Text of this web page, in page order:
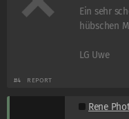
Ein sehr
hübschen
LG Uwe
#4 REPORT
Rene